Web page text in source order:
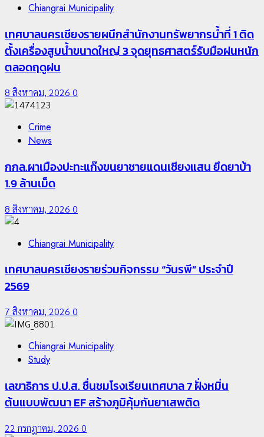
Chiangrai Municipality
เทศบาลนครเชียงรายผนึกสำนักงานทรัพยากรน้ำที่ 1 ติด
ตั้งเครื่องสูบน้ำขนาดใหญ่ 3 จุดยุทธศาสตร์รับมือฝนหนัก
ตลอดฤดูฝน
8 สิงหาคม, 2026 0
Crime
News
กกล.ผาเมืองปะทะแก๊งขนยาชายแดนเชียงแสน ยึดยาบ้า
1.9 ล้านเม็ด
8 สิงหาคม, 2026 0
Chiangrai Municipality
เทศบาลนครเชียงรายร่วมกิจกรรม “วันรพี” ประจำปี
2569
7 สิงหาคม, 2026 0
Chiangrai Municipality
Study
เลขาธิการ ป.ป.ส. ชื่นชมโรงเรียนเทศบาล 7 ฝั่งหมิ่น
ต้นแบบพัฒนา EF สร้างภูมิคุ้มกันยาเสพติด
22 กรกฎาคม, 2026 0